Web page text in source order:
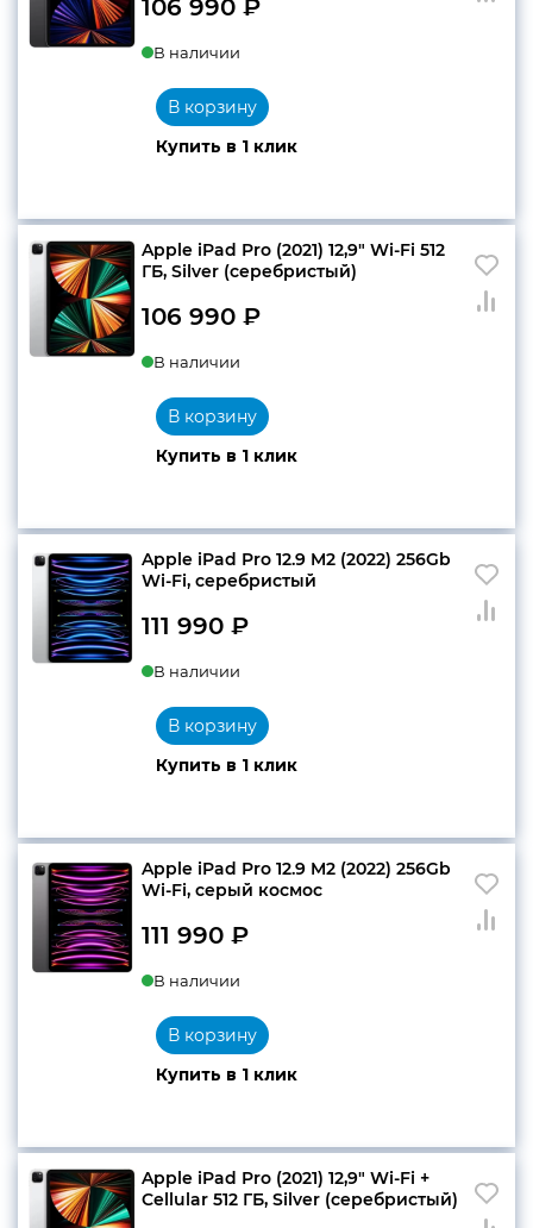
106 990 ₽
В наличии
Купить в 1 клик
В корзину
Apple iPad Pro (2021) 12,9″ Wi-Fi 512
ГБ, Silver (серебристый)
106 990 ₽
В наличии
Купить в 1 клик
В корзину
Apple iPad Pro 12.9 M2 (2022) 256Gb
Wi‑Fi, серебристый
111 990 ₽
В наличии
Купить в 1 клик
В корзину
Apple iPad Pro 12.9 M2 (2022) 256Gb
Wi‑Fi, серый космос
111 990 ₽
В наличии
Купить в 1 клик
В корзину
Apple iPad Pro (2021) 12,9″ Wi-Fi +
Cellular 512 ГБ, Silver (серебристый)